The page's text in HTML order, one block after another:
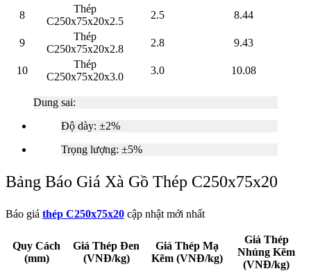
8
Thép
C250x75x20x2.5
2.5 8.44
9
Thép
C250x75x20x2.8
2.8 9.43
10
Thép
C250x75x20x3.0
3.0 10.08
Dung sai:
Độ dày: ±2%
Trọng lượng: ±5%
Bảng Báo Giá Xà Gồ Thép C250x75x20
Báo giá thép C250x75x20 cập nhật mới nhất
Quy Cách
(mm)
Giá Thép Đen
(VNĐ/kg)
Giá Thép Mạ
Kẽm (VNĐ/kg)
Giá Thép
Nhúng Kẽm
(VNĐ/kg)